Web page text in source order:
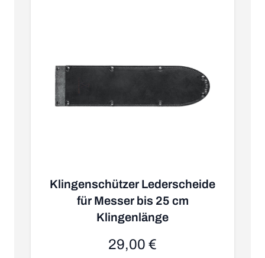
Klingenschützer Lederscheide
für Messer bis 25 cm
Klingenlänge
29,00 €